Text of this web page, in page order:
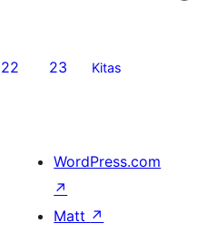
22 23 Kitas
WordPress.com
↗
Matt ↗